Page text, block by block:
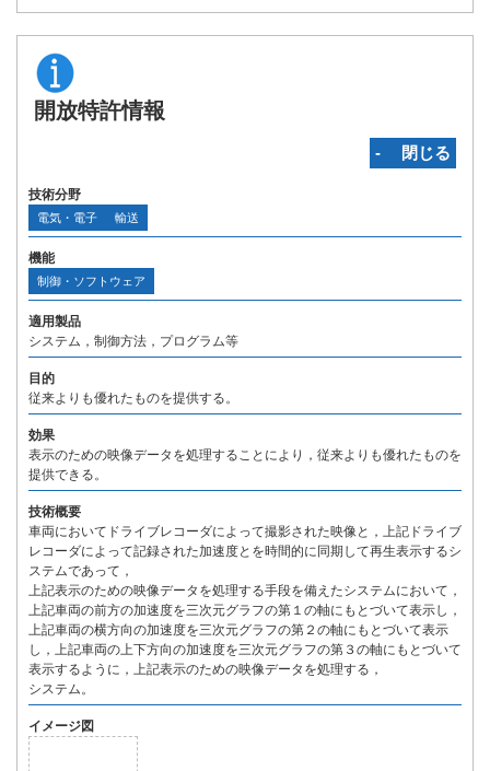
開放特許情報
‐ 閉じる
技術分野
電気・電子 輸送
機能
制御・ソフトウェア
適用製品
システム，制御方法，プログラム等
目的
従来よりも優れたものを提供する。
効果
表示のための映像データを処理することにより，従来よりも優れたものを
提供できる。
技術概要
車両においてドライブレコーダによって撮影された映像と，上記ドライブ
レコーダによって記録された加速度とを時間的に同期して再生表示するシ
ステムであって，
上記表示のための映像データを処理する手段を備えたシステムにおいて，
上記車両の前方の加速度を三次元グラフの第１の軸にもとづいて表示し，
上記車両の横方向の加速度を三次元グラフの第２の軸にもとづいて表示
し，上記車両の上下方向の加速度を三次元グラフの第３の軸にもとづいて
表示するように，上記表示のための映像データを処理する，
システム。
イメージ図